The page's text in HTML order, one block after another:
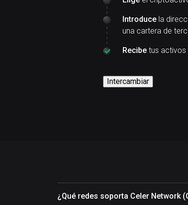
Introduce la
una cartera de
Recibe tus activos
Intercambiar
¿Qué redes soporta Celer Network